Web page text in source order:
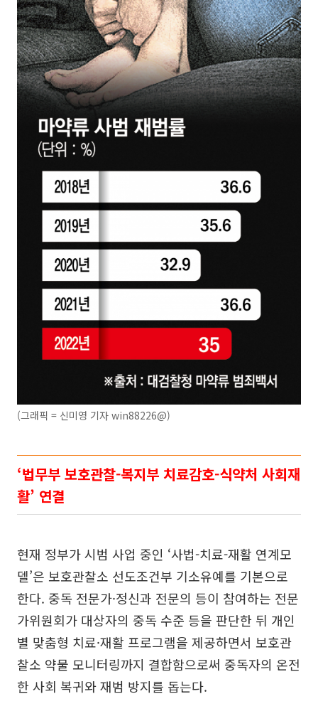
(그래픽 = 신미영 기자 win88226@)
‘법무부 보호관찰-복지부 치료감호-식약처 사회재
활’ 연결
현재 정부가 시범 사업 중인 ‘사법-치료-재활 연계모
델’은 보호관찰소 선도조건부 기소유예를 기본으로
한다. 중독 전문가·정신과 전문의 등이 참여하는 전문
가위원회가 대상자의 중독 수준 등을 판단한 뒤 개인
별 맞춤형 치료·재활 프로그램을 제공하면서 보호관
찰소 약물 모니터링까지 결합함으로써 중독자의 온전
한 사회 복귀와 재범 방지를 돕는다.